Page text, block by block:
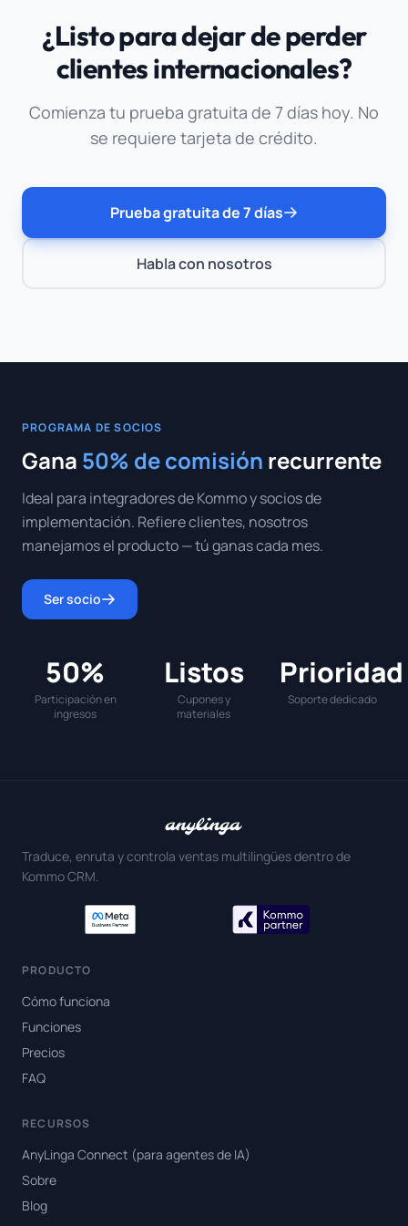
¿Listo para dejar de perder
clientes internacionales?
Comienza tu prueba gratuita de 7 días hoy. No
se requiere tarjeta de crédito.
Prueba gratuita de 7 días
Habla con nosotros
PROGRAMA DE SOCIOS
Gana 50% de comisión recurrente
Ideal para integradores de Kommo y socios de
implementación. Refiere clientes, nosotros
manejamos el producto — tú ganas cada mes.
Ser socio
50%
Participación en
ingresos
Listos
Cupones y
materiales
Prioridad
Soporte dedicado
Traduce, enruta y controla ventas multilingües dentro de
Kommo CRM.
PRODUCTO
Cómo funciona
Funciones
Precios
FAQ
RECURSOS
AnyLinga Connect (para agentes de IA)
Sobre
Blog